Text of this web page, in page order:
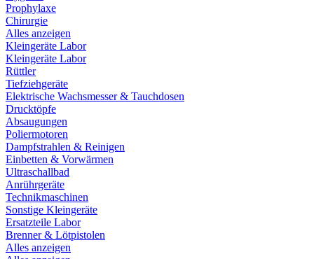
Prophylaxe
Chirurgie
Alles anzeigen
Kleingeräte Labor
Kleingeräte Labor
Rüttler
Tiefziehgeräte
Elektrische Wachsmesser & Tauchdosen
Drucktöpfe
Absaugungen
Poliermotoren
Dampfstrahlen & Reinigen
Einbetten & Vorwärmen
Ultraschallbad
Anrührgeräte
Technikmaschinen
Sonstige Kleingeräte
Ersatzteile Labor
Brenner & Lötpistolen
Alles anzeigen